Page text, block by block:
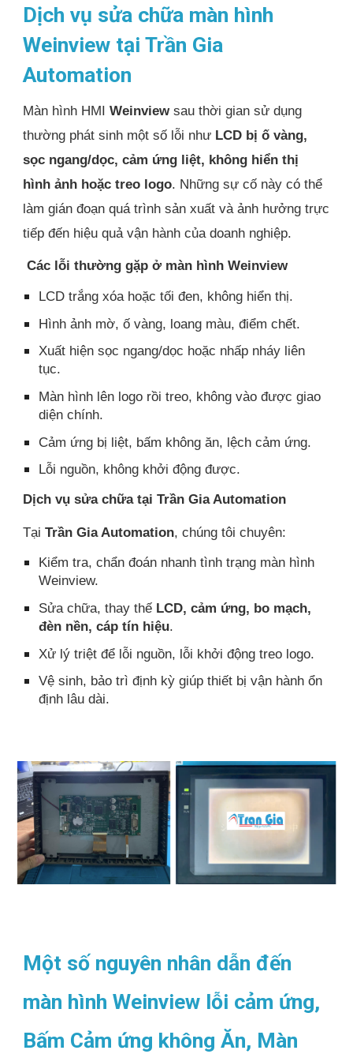
Dịch vụ sửa chữa màn hình
Weinview tại Trần Gia
Automation
Màn hình HMIWeinviewsau thời gian sử dụng
thường phát sinh một số lỗi như LCD bị ố vàng,
sọc ngang/dọc, cảm ứng liệt, không hiển thị
hình ảnh hoặc treo logo. Những sự cố này có thể
làm gián đoạn quá trình sản xuất và ảnh hưởng trực
tiếp đến hiệu quả vận hành của doanh nghiệp.
Các lỗi thường gặp ở màn hình Weinview
LCD trắng xóa hoặc tối đen, không hiển thị.
Hình ảnh mờ, ố vàng, loang màu, điểm chết.
Xuất hiện sọc ngang/dọc hoặc nhấp nháy liên
tục.
Màn hình lên logo rồi treo, không vào được giao
diện chính.
Cảm ứng bị liệt, bấm không ăn, lệch cảm ứng.
Lỗi nguồn, không khởi động được.
Dịch vụ sửa chữa tại Trần Gia Automation
TạiTrần Gia Automation, chúng tôi chuyên:
Kiểm tra, chẩn đoán nhanh tình trạng màn hình
Weinview.
Sửa chữa, thay thế LCD, cảm ứng, bo mạch,
đèn nền, cáp tín hiệu.
Xử lý triệt để lỗi nguồn, lỗi khởi động treo logo.
Vệ sinh, bảo trì định kỳ giúp thiết bị vận hành ổn
định lâu dài.
Một số nguyên nhân dẫn đến
màn hình Weinview lỗi cảm ứng,
Bấm Cảm ứng không Ăn, Màn